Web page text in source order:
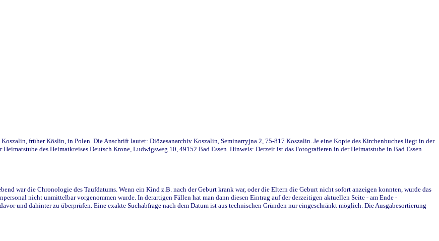
früher Köslin, in Polen. Die Anschrift lautet: Diözesanarchiv Koszalin, Seminarryjna 2, 75-817 Koszalin. Je eine Kopie des Kirchenbuches liegt in der
des Heimatkreises Deutsch Krone, Ludwigsweg 10, 49152 Bad Essen. Hinweis: Derzeit ist das Fotografieren in der Heimatstube in Bad Essen
war die Chronologie des Taufdatums. Wenn ein Kind z.B. nach der Geburt krank war, oder die Eltern die Geburt nicht sofort anzeigen konnten, wurde das
nicht unmittelbar vorgenommen wurde. In derartigen Fällen hat man dann diesen Eintrag auf der derzeitigen aktuellen Seite - am Ende -
und dahinter zu überprüfen. Eine exakte Suchabfrage nach dem Datum ist aus technischen Gründen nur eingeschränkt möglich. Die Ausgabesortierung